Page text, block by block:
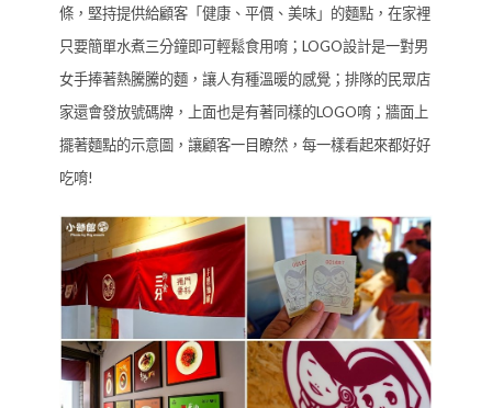
條，堅持提供給顧客「健康、平價、美味」的麵點，在家裡
只要簡單水煮三分鐘即可輕鬆食用唷；LOGO設計是一對男
女手捧著熱騰騰的麵，讓人有種溫暖的感覺；排隊的民眾店
家還會發放號碼牌，上面也是有著同樣的LOGO唷；牆面上
擺著麵點的示意圖，讓顧客一目瞭然，每一樣看起來都好好
吃唷!